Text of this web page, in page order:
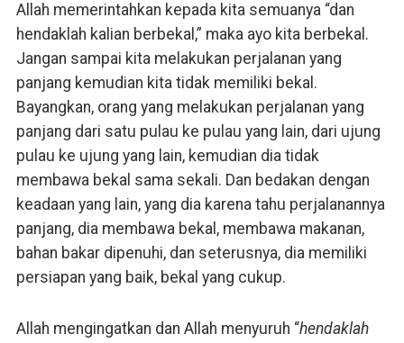
Allah memerintahkan kepada kita semuanya “dan
hendaklah kalian berbekal,” maka ayo kita berbekal.
Jangan sampai kita melakukan perjalanan yang
panjang kemudian kita tidak memiliki bekal.
Bayangkan, orang yang melakukan perjalanan yang
panjang dari satu pulau ke pulau yang lain, dari ujung
pulau ke ujung yang lain, kemudian dia tidak
membawa bekal sama sekali. Dan bedakan dengan
keadaan yang lain, yang dia karena tahu perjalanannya
panjang, dia membawa bekal, membawa makanan,
bahan bakar dipenuhi, dan seterusnya, dia memiliki
persiapan yang baik, bekal yang cukup.
Allah mengingatkan dan Allah menyuruh “hendaklah